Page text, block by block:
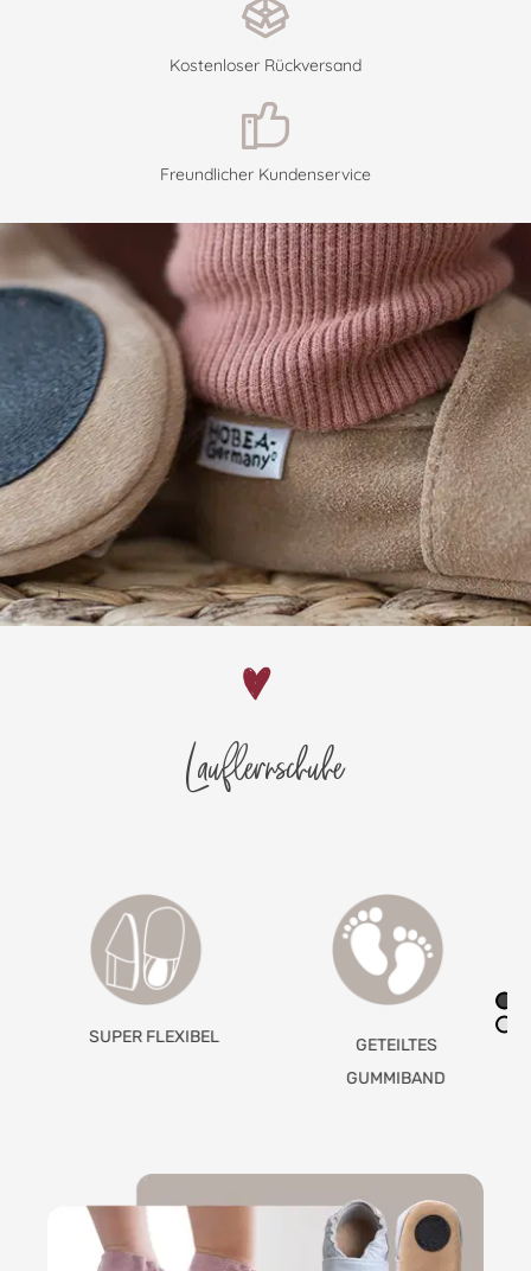
Kostenloser Rückversand
Freundlicher Kundenservice
Lauflernschuhe
SUPER FLEXIBEL
GETEILTES
GUMMIBAND